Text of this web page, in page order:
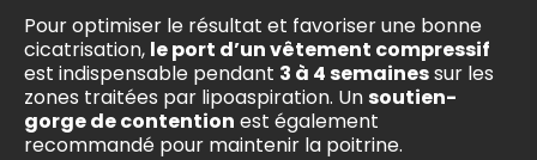
Pour optimiser le résultat et favoriser une bonne
cicatrisation, le port d’un vêtement compressif
est indispensable pendant 3 à 4 semainessur les
zones traitées par lipoaspiration. Unsoutien-
gorge de contention est également
recommandé pour maintenir la poitrine.